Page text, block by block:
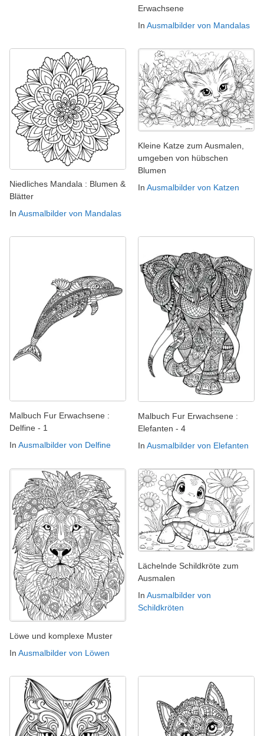
Erwachsene
In Ausmalbilder von Mandalas
Niedliches Mandala : Blumen &
Blätter
In Ausmalbilder von Mandalas
Kleine Katze zum Ausmalen,
umgeben von hübschen
Blumen
In Ausmalbilder von Katzen
Malbuch Fur Erwachsene :
Delfine - 1
In Ausmalbilder von Delfine
Malbuch Fur Erwachsene :
Elefanten - 4
In Ausmalbilder von Elefanten
Löwe und komplexe Muster
In Ausmalbilder von Löwen
Lächelnde Schildkröte zum
Ausmalen
In Ausmalbilder von
Schildkröten